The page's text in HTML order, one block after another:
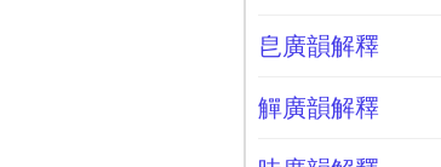
皀廣韻解釋
觶廣韻解釋